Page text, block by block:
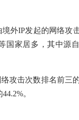
外IP发起的网络攻
国家居多，其中源
攻击次数排名前三
。